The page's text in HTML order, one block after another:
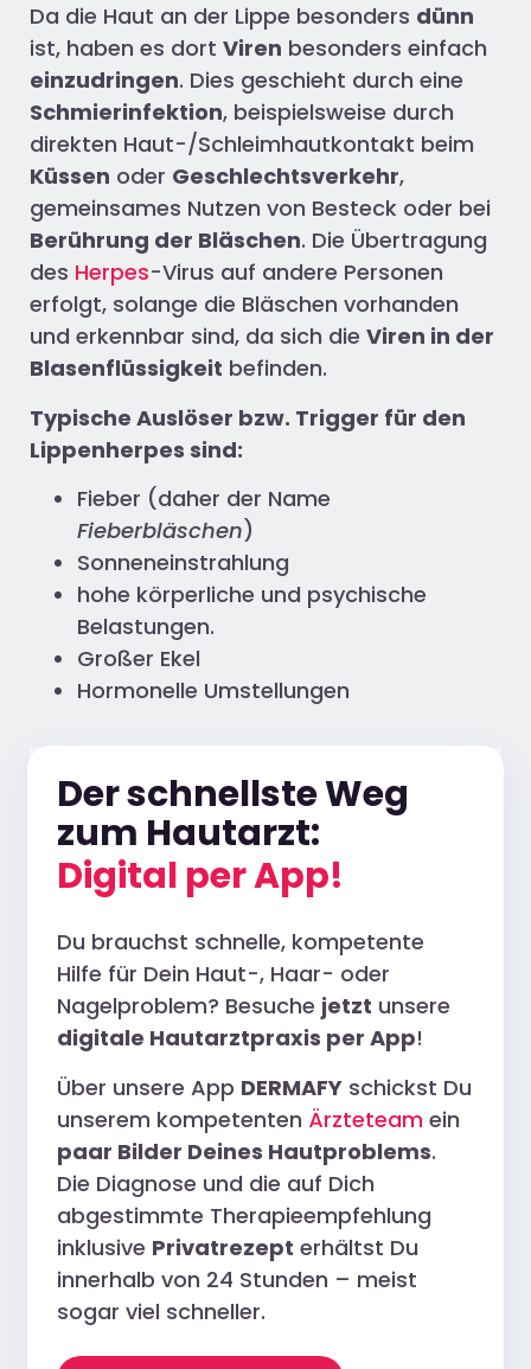
Da die Haut an der Lippe besonders dünn
ist, haben es dort Viren besonders einfach
einzudringen. Dies geschieht durch eine
Schmierinfektion, beispielsweise durch
direkten Haut-/Schleimhautkontakt beim
Küssen oder Geschlechtsverkehr,
gemeinsames Nutzen von Besteck oder bei
Berührung der Bläschen. Die Übertragung
des Herpes-Virus auf andere Personen
erfolgt, solange die Bläschen vorhanden
und erkennbar sind, da sich die Viren in der
Blasenflüssigkeit befinden.
Typische Auslöser bzw. Trigger für den
Lippenherpes sind:
Fieber (daher der Name
Fieberbläschen)
Sonneneinstrahlung
hohe körperliche und psychische
Belastungen.
Großer Ekel
Hormonelle Umstellungen
Der schnellste Weg
zum Hautarzt:
Digital per App!
Du brauchst schnelle, kompetente
Hilfe für Dein Haut-, Haar- oder
Nagelproblem? Besuche jetzt unsere
digitale Hautarztpraxis per App!
Über unsere App DERMAFY schickst Du
unserem kompetenten Ärzteteam ein
paar Bilder Deines Hautproblems.
Die Diagnose und die auf Dich
abgestimmte Therapieempfehlung
inklusive Privatrezept erhältst Du
innerhalb von 24 Stunden – meist
sogar viel schneller.